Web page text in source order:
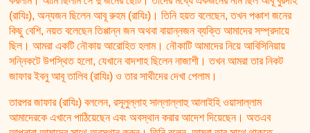
(রাযিঃ), অন্যজন ছিলেন আবূ রুহম (রাযিঃ)। তিনি হয়ত বলেছেন, তখন পঞ্চাশ জনের
কিছু বেশি, নয়ত বলেছেন তিপ্পান্ন জন অথবা বায়ান্নজন ব্যক্তি আমাদের সম্প্রদায়ে
ছিল। আমরা একটি নৌকায় আরোহিত হলাম। নৌকাটি আমাদের নিয়ে আবিসিনিয়ায়
সন্নিকটে উপস্থিত হলো, যেখানে বাদশাহ ছিলেন নাজাশী। তখন আমরা তার নিকট
জাফার ইবনু আবূ তালিব (রাযিঃ) ও তার সাথীদের দেখা পেলাম।
তারপর জাফার (রাযিঃ) বললেন, রসূলুল্লাহ সাল্লাল্লাহু আলাইহি ওয়াসাল্লাম
আমাদেরকে এখানে পাঠিয়েছেন এবং অবস্থান করার আদেশ দিয়েছেন। অতএব